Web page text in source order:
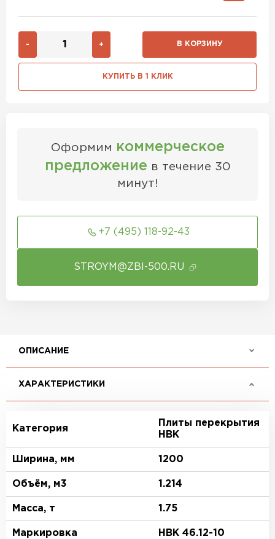
- + В КОРЗИНУ
КУПИТЬ В 1 КЛИК
Оформим коммерческое
предложение в течение 30
минут!
+7 (495) 118-92-43
STROYM@ZBI-500.RU
ОПИСАНИЕ
ХАРАКТЕРИСТИКИ
Категория
Плиты перекрытия
НВК
Ширина, мм 1200
Объём, м3 1.214
Масса, т 1.75
Маркировка НВК 46.12-10